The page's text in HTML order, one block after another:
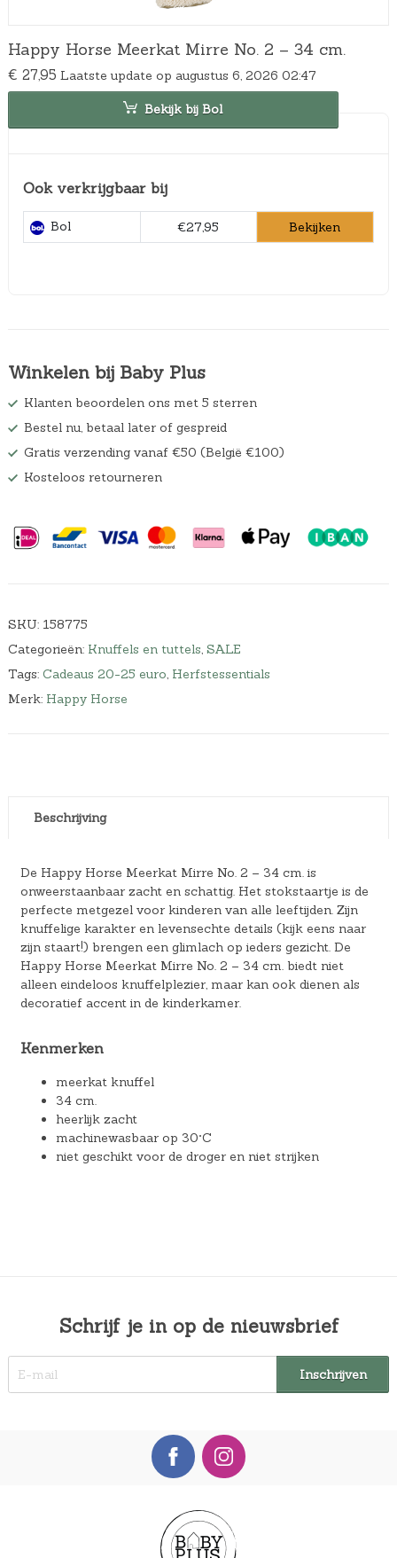
Happy Horse Meerkat Mirre No. 2 – 34 cm.
€ 27,95 Laatste update op augustus 6, 2026 02:47
Bekijk bij Bol
Ook verkrijgbaar bij
Bol €27,95 Bekijken
Winkelen bij Baby Plus
Klanten beoordelen ons met 5 sterren
Bestel nu, betaal later of gespreid
Gratis verzending vanaf €50 (België €100)
Kosteloos retourneren
SKU: 158775
Categorieën: Knuffels en tuttels, SALE
Tags: Cadeaus 20-25 euro, Herfstessentials
Merk: Happy Horse
Beschrijving
De Happy Horse Meerkat Mirre No. 2 – 34 cm. is
onweerstaanbaar zacht en schattig. Het stokstaartje is de
perfecte metgezel voor kinderen van alle leeftijden. Zijn
knuffelige karakter en levensechte details (kijk eens naar
zijn staart!) brengen een glimlach op ieders gezicht. De
Happy Horse Meerkat Mirre No. 2 – 34 cm. biedt niet
alleen eindeloos knuffelplezier, maar kan ook dienen als
decoratief accent in de kinderkamer.
Kenmerken
meerkat knuffel
34 cm.
heerlijk zacht
machinewasbaar op 30°C
niet geschikt voor de droger en niet strijken
Schrijf je in op de nieuwsbrief